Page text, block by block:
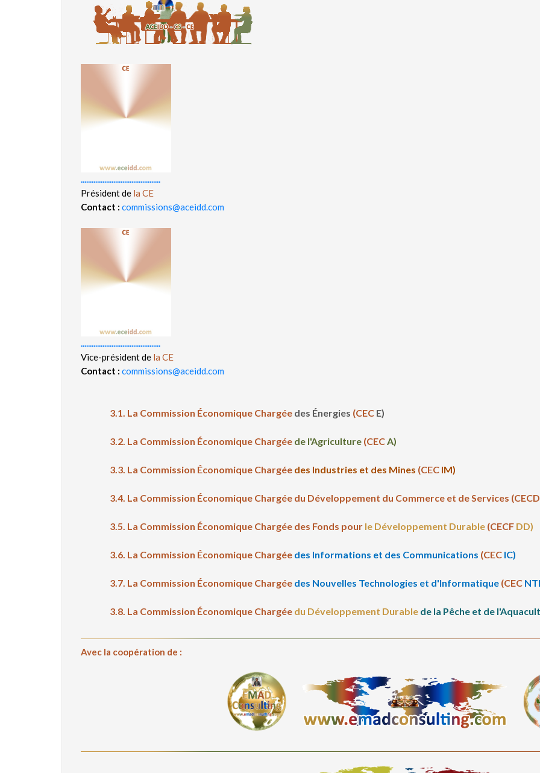
............................................
Président de la CE
Contact : commissions@aceidd.com
............................................
Vice-président de la CE
Contact : commissions@aceidd.com
3.1. La Commission Économique Chargée des Énergies (CEC E)
3.2. La Commission Économique Chargée de l'Agriculture (CECA)
3.3. La Commission Économique Chargée des Industries et des Mines (CEC IM)
3.4. La Commission Économique Chargée du Développement du Commerce et de Services
3.5. La Commission Économique Chargée des Fonds pour le Développement Durable (CECF DD)
3.6. La Commission Économique Chargée des Informations et des Communications (CEC IC)
3.7. La Commission Économique Chargée des Nouvelles Technologies et d'Informatique (CEC
3.8. La Commission Économique Chargée du Développement Durable de la Pêche et de
Avec la coopération de :